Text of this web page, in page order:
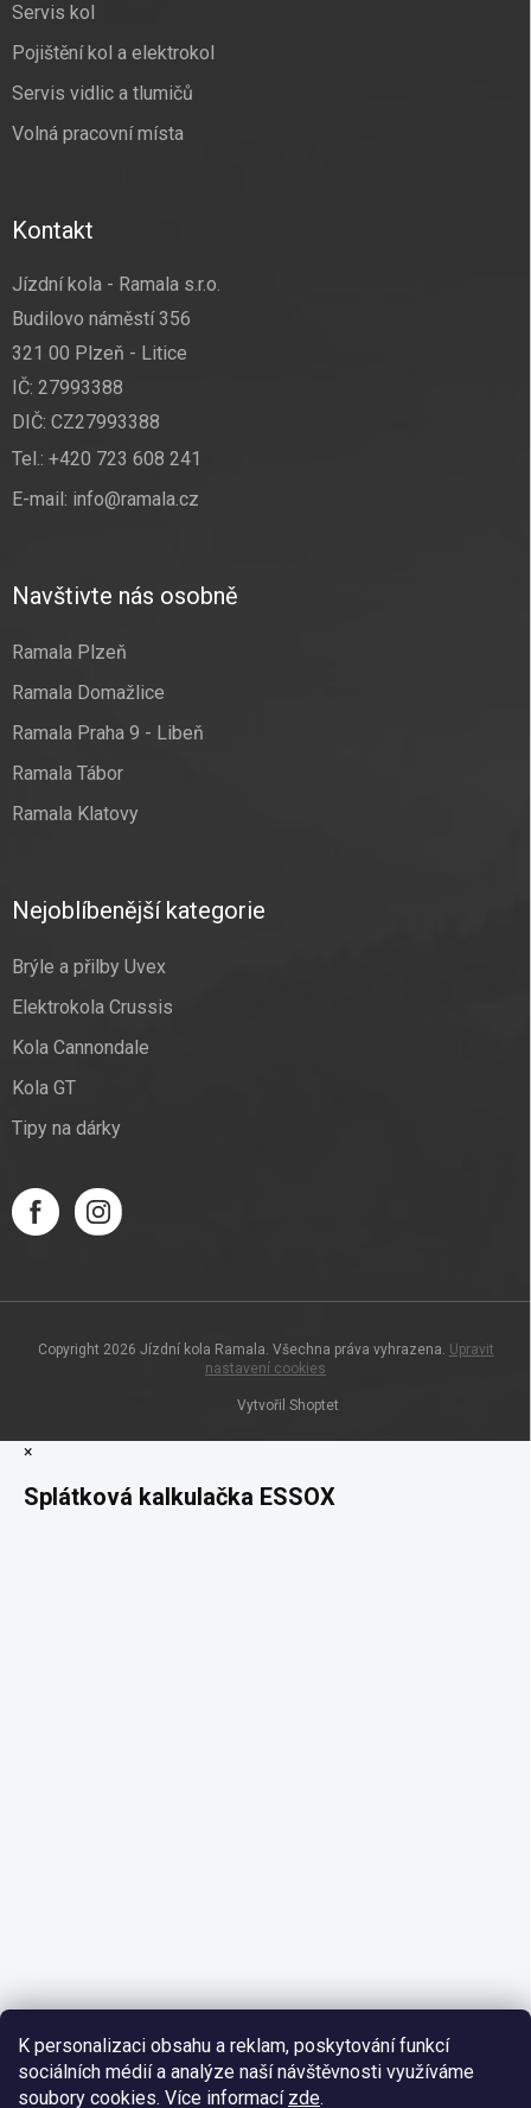
K personalizaci obsahu a reklam, poskytování funkcí
sociálních médií a analýze naší návštěvnosti využíváme
soubory cookies. Více informací zde.
Servis kol
Pojištění kol a elektrokol
Servis vidlic a tlumičů
Volná pracovní místa
Kontakt
Jízdní kola - Ramala s.r.o.
Budilovo náměstí 356
321 00 Plzeň - Litice
IČ: 27993388
DIČ: CZ27993388
Tel.: +420 723 608 241
E-mail: info@ramala.cz
Navštivte nás osobně
Ramala Plzeň
Ramala Domažlice
Ramala Praha 9 - Libeň
Ramala Tábor
Ramala Klatovy
Nejoblíbenější kategorie
Brýle a přilby Uvex
Elektrokola Crussis
Kola Cannondale
Kola GT
Tipy na dárky
Vytvořil Shoptet
Copyright 2026 Jízdní kola Ramala. Všechna práva vyhrazena. Upravit
nastavení cookies
×
Splátková kalkulačka ESSOX